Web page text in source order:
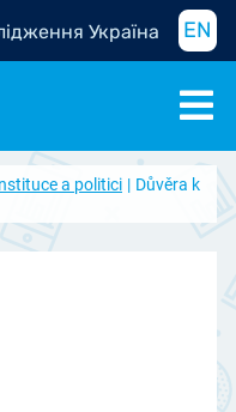
Україна EN
a politici
Důvěra k